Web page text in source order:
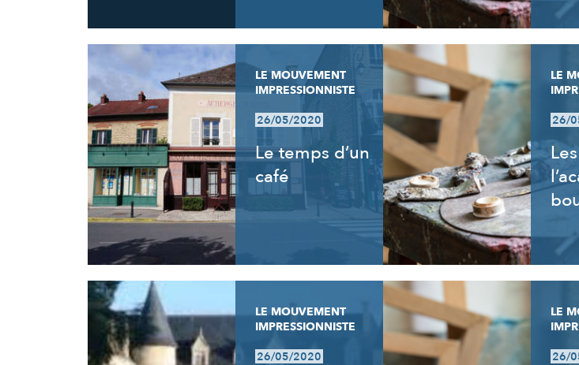
LE MOUVEMENT
IMPRESSIONNISTE
26/05/2020
Le temps d’un
café
LE
26/
LE MOUVEMENT
IMPRESSIONNISTE
26/05/2020
LE
26/